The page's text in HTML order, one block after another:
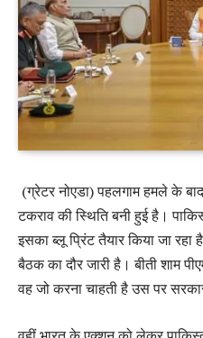
(ग्रेटर नोएडा) पहलगाम हमले के
टकराव की स्थिति बनी हुई है।
इसका ब्लू प्रिंट तैयार किया जा
बैठक का दौर जारी है। बीती शाम
वह जो करना चाहती है उस पर